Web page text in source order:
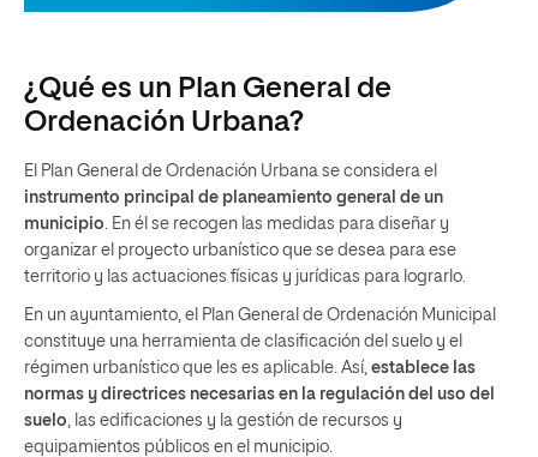
¿Qué es un Plan General de
Ordenación Urbana?
El Plan General de Ordenación Urbana se considera el
instrumento principal de planeamiento general de un
municipio . En él se recogen las medidas para diseñar y
organizar el proyecto urbanístico que se desea para ese
territorio y las actuaciones físicas y jurídicas para lograrlo.
En un ayuntamiento, el Plan General de Ordenación Municipal
constituye una herramienta de clasificación del suelo y el
régimen urbanístico que les es aplicable. Así, establece las
normas y directrices necesarias en la regulación del uso del
suelo , las edificaciones y la gestión de recursos y
equipamientos públicos en el municipio.